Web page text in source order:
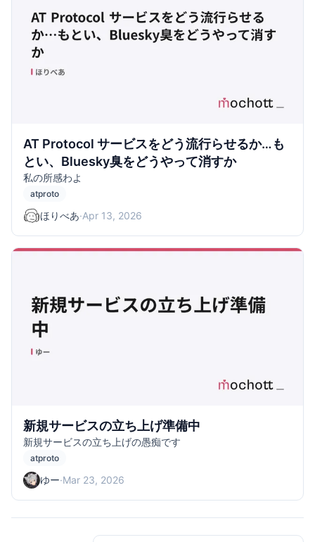
AT Protocol サービスをどう流行らせるか…も
とい、Bluesky臭をどうやって消すか
私の所感わよ
atproto
ほりべあ·Apr 13, 2026
新規サービスの立ち上げ準備中
新規サービスの立ち上げの愚痴です
atproto
ゆー·Mar 23, 2026